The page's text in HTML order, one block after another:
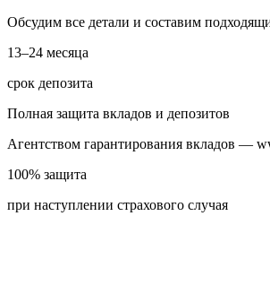
Обсудим все детали и составим
13–24 месяца
срок депозита
Полная защита вкладов и депозитов
Агентством гарантирования вкладов —
100% защита
при наступлении страхового случая